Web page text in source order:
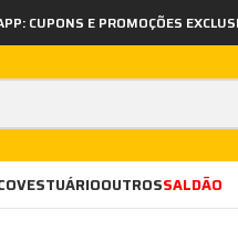
CUPONS E PROMOÇÕES
VESTUÁRIOOUTROSSALDÃO